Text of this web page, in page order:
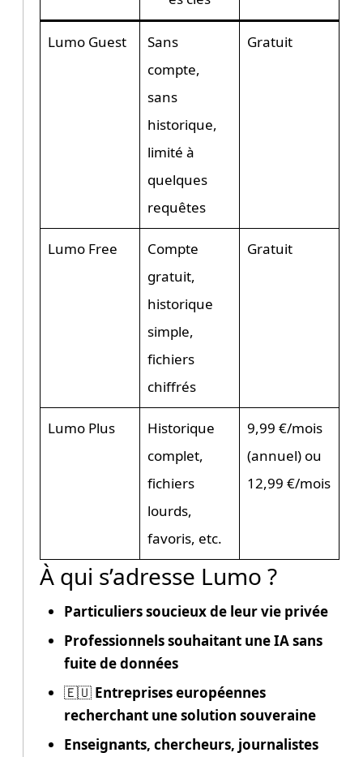
Lumo Guest
Sans
compte,
sans
historique,
limité à
quelques
requêtes
Gratuit
Lumo Free
Compte
gratuit,
historique
simple,
fichiers
chiffrés
Gratuit
Lumo Plus
Historique
complet,
fichiers
lourds,
favoris, etc.
9,99 €/mois
(annuel) ou
12,99 €/mois
À qui s’adresse Lumo ?
Particuliers soucieux de leur vie privée
Professionnels souhaitant une IA sans
fuite de données
🇪🇺 Entreprises européennes
recherchant une solution souveraine
Enseignants, chercheurs, journalistes